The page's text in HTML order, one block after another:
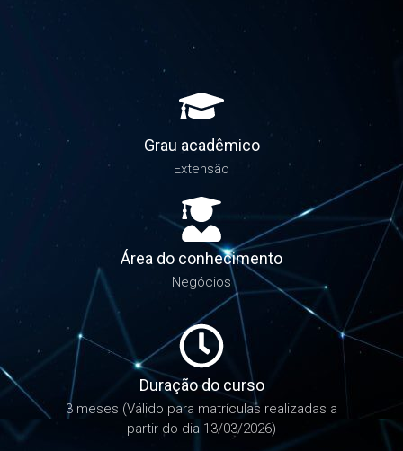
Grau acadêmico
Extensão
Área do conhecimento
Negócios
Duração do curso
3 meses (Válido para matrículas realizadas a
partir do dia 13/03/2026)